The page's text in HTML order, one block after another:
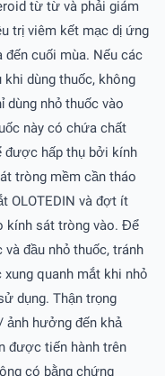
từ từ và phải giám
trị viêm kết mạc dị ứng
đến cuối mùa. Nếu các
dùng thuốc, không
dùng nhỏ thuốc vào
này có chứa chất
được hấp thụ bởi kính
tròng mềm cần tháo
OLOTEDIN và đợt ít
kính sát tròng vào. Để
đầu nhỏ thuốc, tránh
quanh mắt khi nhỏ
dụng. Thận trọng
ảnh hưởng đến khả
được tiến hành trên
có bằng chứng